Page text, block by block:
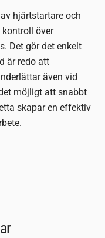
hjärtstartare och
över
Det gör det enkelt
är redo att
även vid
möjligt att snabbt
skapar en effektiv